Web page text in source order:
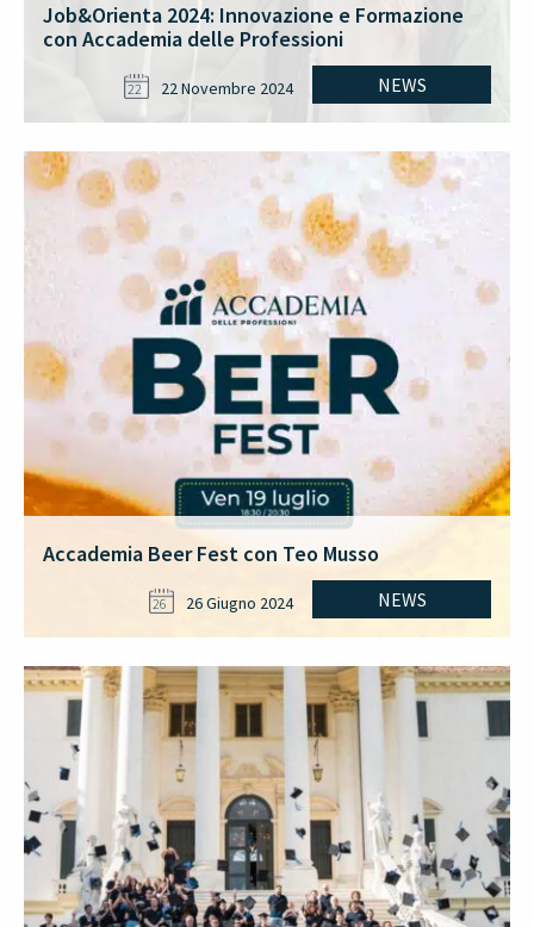
Job&Orienta 2024: Innovazione e Formazione
con Accademia delle Professioni
NEWS
22 22 Novembre 2024
Accademia Beer Fest con Teo Musso
NEWS
26 26 Giugno 2024